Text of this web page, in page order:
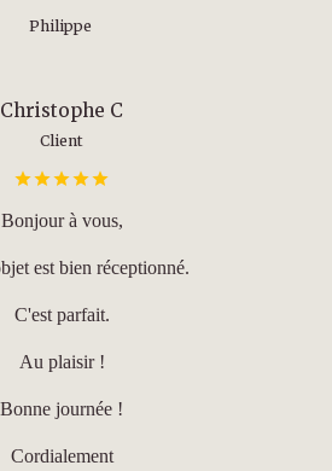
Philippe
Christophe C
Client
Bonjour à vous,
est bien réceptionné.
C'est parfait.
Au plaisir !
Bonne journée !
Cordialement